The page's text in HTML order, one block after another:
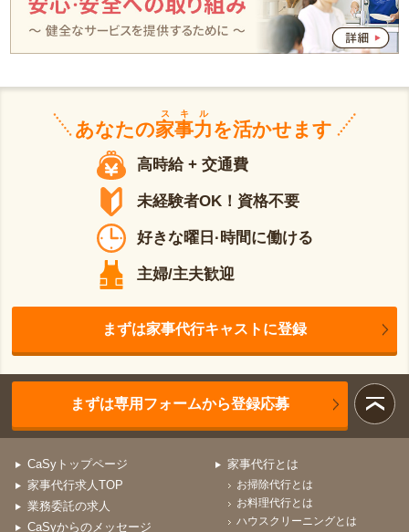
あなたの家事力
スキル
を活かせます
高時給 + 交通費
未経験者OK！資格不要
好きな曜日·時間に働ける
主婦/主夫歓迎
まずは家事代行キャストに登録
まずは専用フォームから登録応募
CaSyトップページ
家事代行求人TOP
業務委託の求人
CaSyからのメッセージ
家事代行とは
お掃除代行とは
お料理代行とは
ハウスクリーニングとは